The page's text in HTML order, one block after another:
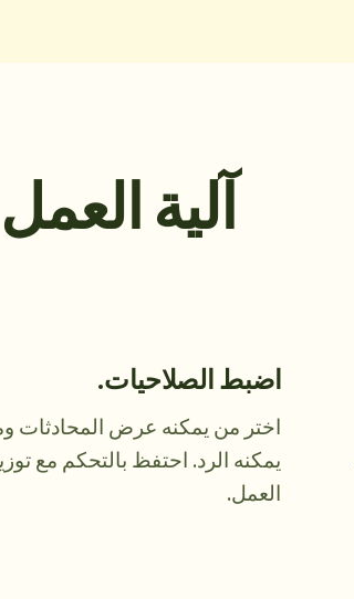
آلية العمل
اضبط الصلاحيات.
اختر من يمكنه عرض المحادثات
يمكنه الرد. احتفظ بالتحكم مع
العمل.